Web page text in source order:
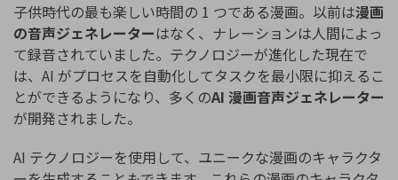
ブランド紹介
検索
子供時代の最も楽しい時間の 1 つである漫画。以前は漫画
の音声ジェネレーターはなく、ナレーションは人間によっ
て録音されていました。テクノロジーが進化した現在で
は、AI がプロセスを自動化してタスクを最小限に抑えるこ
とができるようになり、多くのAI 漫画音声ジェネレーター
が開発されました。
AI テクノロジーを使用して、ユニークな漫画のキャラクタ